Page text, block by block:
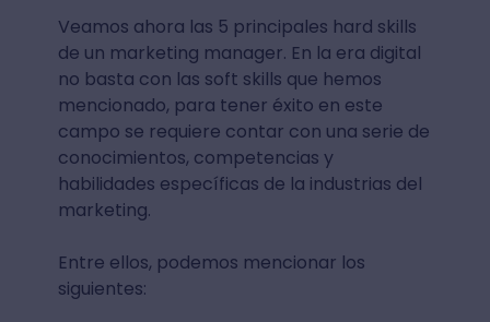
Veamos ahora las 5 principales hard skills
de un marketing manager. En la era digital
no basta con las soft skills que hemos
mencionado, para tener éxito en este
campo se requiere contar con una serie de
conocimientos, competencias y
habilidades específicas de la industrias del
marketing.
Entre ellos, podemos mencionar los
siguientes: